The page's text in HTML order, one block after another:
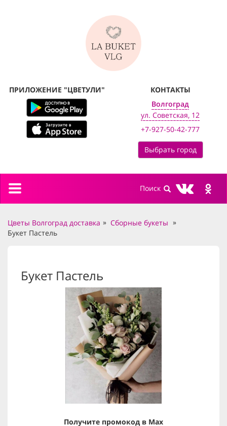
ПРИЛОЖЕНИЕ "ЦВЕТУЛИ"
КОНТАКТЫ
Волгоград
ул. Советская, 12
+7-927-50-42-777
Выбрать город
Toggle
Цветы Волгоград доставка
Сборные букеты
Букет Пастель
Букет Пастель
Получите промокод в Max